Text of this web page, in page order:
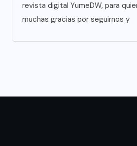
revista digital YumeDW, para
muchas gracias por seguirnos y